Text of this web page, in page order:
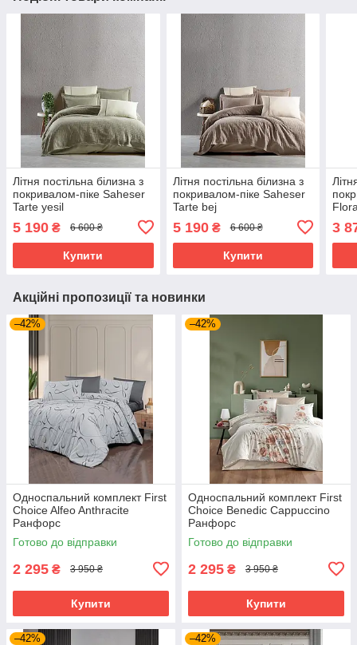
Літня постільна білизна з
покривалом-піке Saheser
Tarte yesil
5 190 ₴ 6 600 ₴
Купити
Літня постільна білизна з
покривалом-піке Saheser
Tarte bej
5 190₴ 6 600 ₴
Купити
3
Акційні пропозиції та новинки
–42%
Односпальний комплект First
Choice Alfeo Anthracite
Ранфорс
Готово до відправки
2 295 ₴ 3 950 ₴
Купити
–42%
Односпальний комплект First
Choice Benedic Cappuccino
Ранфорс
Готово до відправки
2 295 ₴ 3 950 ₴
Купити
–42% –42%